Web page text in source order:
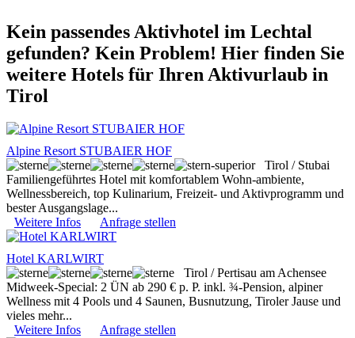
Kein passendes Aktivhotel im Lechtal
gefunden? Kein Problem! Hier finden Sie
weitere Hotels für Ihren Aktivurlaub in
Tirol
Alpine Resort STUBAIER HOF
Tirol / Stubai
Familiengeführtes Hotel mit komfortablem Wohn-ambiente,
Wellnessbereich, top Kulinarium, Freizeit- und Aktivprogramm und
bester Ausgangslage...
Weitere Infos
Anfrage stellen
Hotel KARLWIRT
Tirol / Pertisau am Achensee
Midweek-Special: 2 ÜN ab 290 € p. P. inkl. ¾-Pension, alpiner
Wellness mit 4 Pools und 4 Saunen, Busnutzung, Tiroler Jause und
vieles mehr...
Weitere Infos
Anfrage stellen